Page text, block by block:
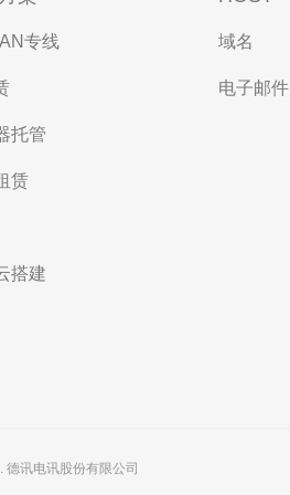
专线
托管
赁
搭建
域名
电子邮件
讯电讯股份有限公司